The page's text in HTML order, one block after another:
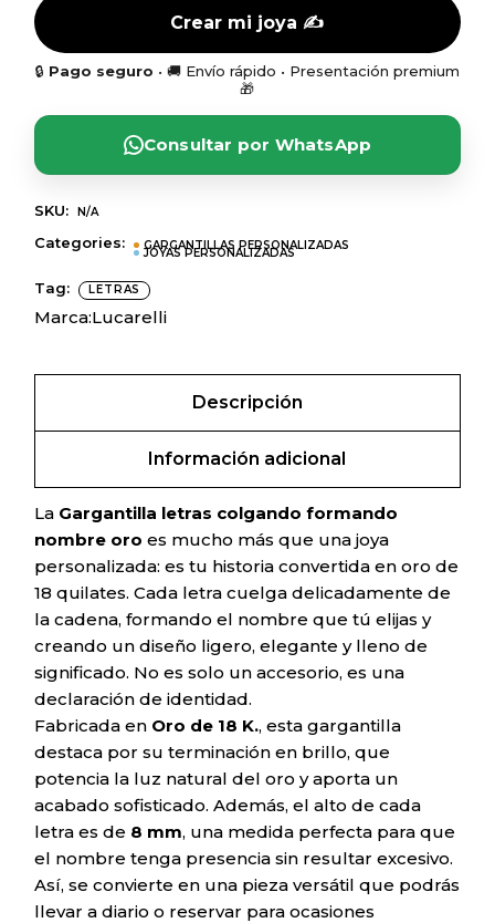
Crear mi joya ✍️
🔒 Pago seguro • 🚚 Envío rápido • Presentación premium
🎁
Consultar por WhatsApp
SKU: N/A
Categories: GARGANTILLAS PERSONALIZADAS
JOYAS PERSONALIZADAS
Tag: LETRAS
Marca:Lucarelli
Descripción
Información adicional
La Gargantilla letras colgando formando
nombre oro es mucho más que una joya
personalizada: es tu historia convertida en oro de
18 quilates. Cada letra cuelga delicadamente de
la cadena, formando el nombre que tú elijas y
creando un diseño ligero, elegante y lleno de
significado. No es solo un accesorio, es una
declaración de identidad.
Fabricada en Oro de 18 K., esta gargantilla
destaca por su terminación en brillo, que
potencia la luz natural del oro y aporta un
acabado sofisticado. Además, el alto de cada
letra es de 8 mm, una medida perfecta para que
el nombre tenga presencia sin resultar excesivo.
Así, se convierte en una pieza versátil que podrás
llevar a diario o reservar para ocasiones